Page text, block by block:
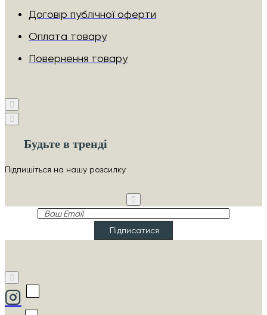
Договір публічної оферти
Оплата товару
Повернення товару
Будьте в тренді
Підпишіться на нашу розсилку
Ваш
Підписатися